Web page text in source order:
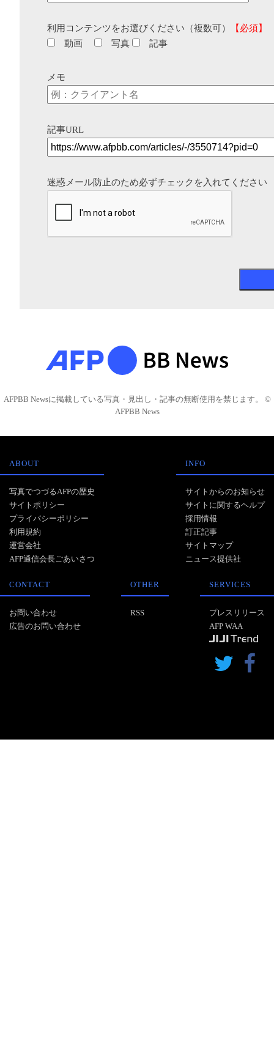
利用コンテンツをお選びください（複数可）
【必須】
動画
写真 記事
メモ
記事URL
迷惑メール防止のため必ずチェックを入れてください
AFPBB Newsに掲載している写真・見出し・記事の無断使用を禁じます。 ©
AFPBB News
ABOUT
写真でつづるAFPの歴史
サイトポリシー
プライバシーポリシー
利用規約
運営会社
AFP通信会長ごあいさつ
INFO
サイトからのお知らせ
サイトに関するヘルプ
採用情報
訂正記事
サイトマップ
ニュース提供社
CONTACT
お問い合わせ
広告のお問い合わせ
OTHER
RSS
SERVICES
プレスリリース
AFP WAA